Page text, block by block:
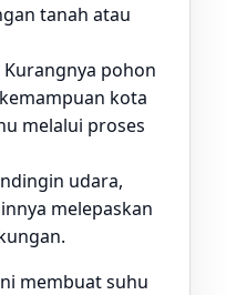
tanah atau
Kurangnya pohon
kota
melalui proses
udara,
melepaskan
membuat suhu